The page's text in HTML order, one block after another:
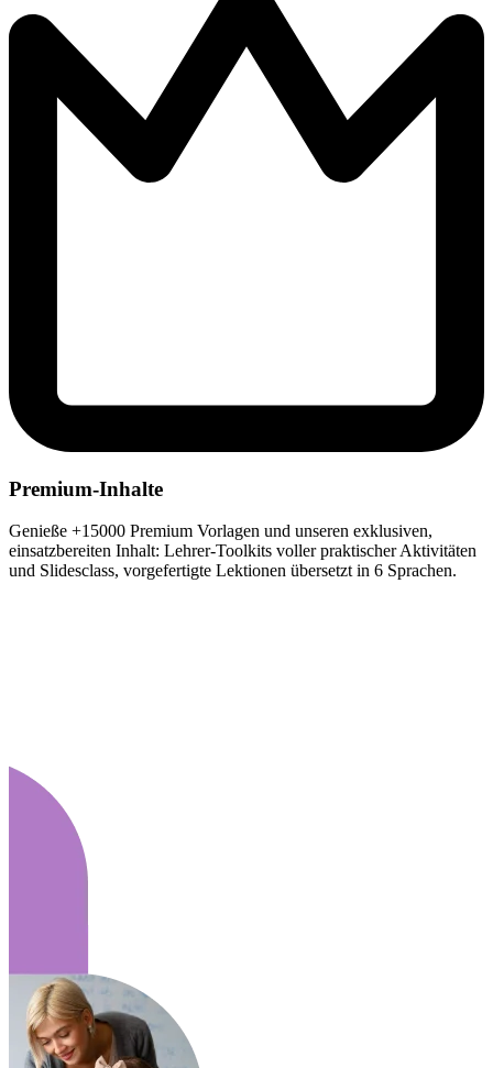
Premium-Inhalte
Genieße +15000 Premium Vorlagen und unseren exklusiven,
einsatzbereiten Inhalt: Lehrer-Toolkits voller praktischer Aktivitäten
und Slidesclass, vorgefertigte Lektionen übersetzt in 6 Sprachen.